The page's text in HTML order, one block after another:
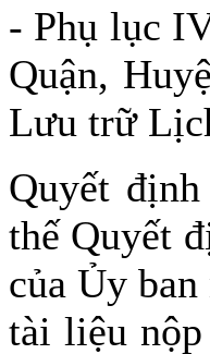
- Phụ lục
Quận,
Lưu trữ
Quyết
thế Quyết
của Ủy
tài liệu